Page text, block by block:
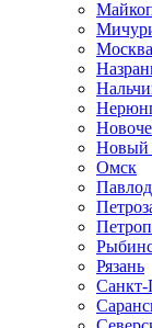
Москва
Новый
Омск
Рязань
Санкт-